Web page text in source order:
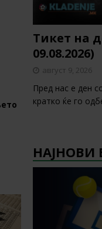
Тикет на
09.08.2026)
август 9, 2026
Пред нас е ден
кратко ќе го
НАЈНОВИ